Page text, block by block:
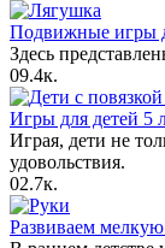
Подвижные игры
Здесь
09.4к.
Игры для детей 5
Играя, дети не
удовольствия.
02.7к.
Развиваем